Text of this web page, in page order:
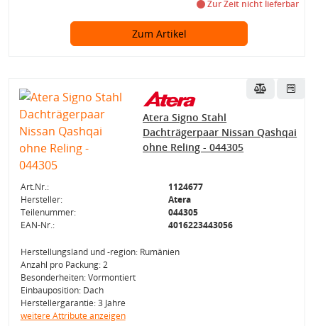
Zur Zeit nicht lieferbar
Zum Artikel
Atera Signo Stahl
Dachträgerpaar Nissan Qashqai
ohne Reling - 044305
Art.Nr.:
1124677
Hersteller:
Atera
Teilenummer:
044305
EAN-Nr.:
4016223443056
Herstellungsland und -region: Rumänien
Anzahl pro Packung: 2
Besonderheiten: Vormontiert
Einbauposition: Dach
Herstellergarantie: 3 Jahre
weitere Attribute anzeigen